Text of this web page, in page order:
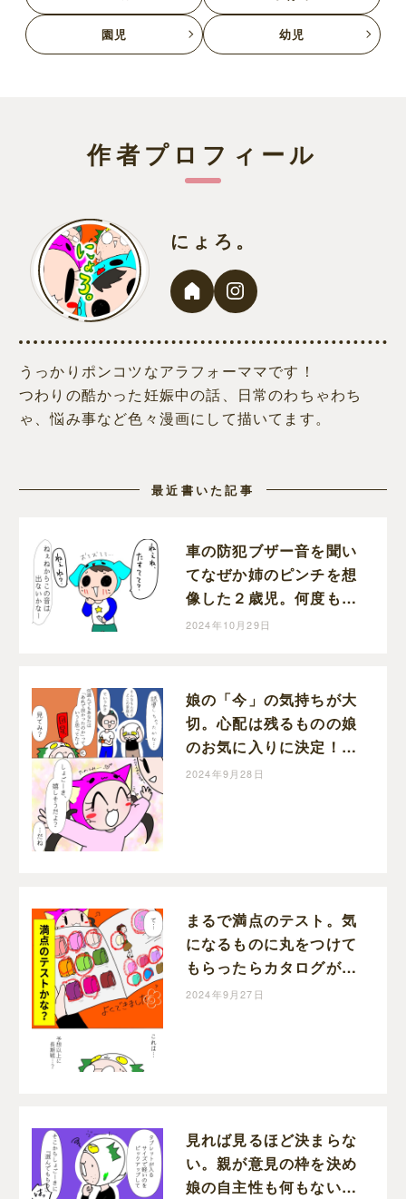
園児 幼児
作者プロフィール
にょろ。
うっかりポンコツなアラフォーママです！
つわりの酷かった妊娠中の話、日常のわちゃわち
ゃ、悩み事など色々漫画にして描いてます。
最近書いた記事
車の防犯ブザー音を聞い
てなぜか姉のピンチを想
像した２歳児。何度も説
明するも伝わらず。｜に
2024年10月29日
娘の「今」の気持ちが大
切。心配は残るものの娘
のお気に入りに決定！娘
のラン活［５完］｜にょ
2024年9月28日
まるで満点のテスト。気
になるものに丸をつけて
もらったらカタログが丸
だらけ。娘のラン活
2024年9月27日
見れば見るほど決まらな
い。親が意見の枠を決め
娘の自主性も何もないと